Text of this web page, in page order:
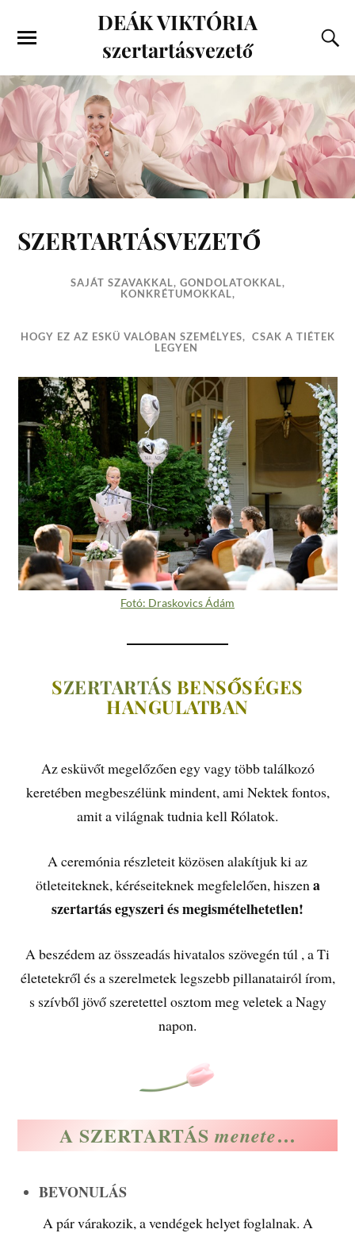
DEÁK VIKTÓRIA
szertartásvezető
SZERTARTÁSVEZETŐ
SAJÁT SZAVAKKAL, GONDOLATOKKAL,
KONKRÉTUMOKKAL,
HOGY EZ AZ ESKÜ VALÓBAN SZEMÉLYES, CSAK A TIÉTEK
LEGYEN
Fotó: Draskovics Ádám
SZERTARTÁS BENSŐSÉGES
HANGULATBAN
Az esküvőt megelőzően egy vagy több találkozó
keretében megbeszélünk mindent, ami Nektek fontos,
amit a világnak tudnia kell Rólatok.
A ceremónia részleteit közösen alakítjuk ki az
ötleteiteknek, kéréseiteknek megfelelően, hiszena
szertartás egyszeri és megismételhetetlen!
A beszédem az összeadás hivatalos szövegén túl , a Ti
életetekről és a szerelmetek legszebb pillanatairól írom,
s szívből jövő szeretettel osztom meg veletek a Nagy
napon.
A SZERTARTÁSmenete…
BEVONULÁS
A pár várakozik, a vendégek helyet foglalnak. A